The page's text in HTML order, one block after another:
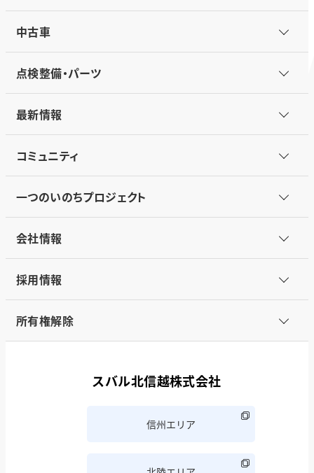
中古車
点検整備・パーツ
最新情報
コミュニティ
一つのいのちプロジェクト
会社情報
採用情報
所有権解除
スバル北信越株式会社
信州エリア